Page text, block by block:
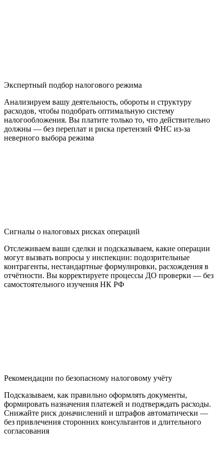
Экспертный подбор налогового режима
Анализируем вашу деятельность, обороты и структуру
расходов, чтобы подобрать оптимальную систему
налогообложения. Вы платите только то, что действительно
должны — без переплат и риска претензий ФНС из-за
неверного выбора режима
Сигналы о налоговых рисках операций
Отслеживаем ваши сделки и подсказываем, какие операции
могут вызвать вопросы у инспекции: подозрительные
контрагенты, нестандартные формулировки, расхождения в
отчётности. Вы корректируете процессы ДО проверки — без
самостоятельного изучения НК РФ
Рекомендации по безопасному налоговому учёту
Подсказываем, как правильно оформлять документы,
формировать назначения платежей и подтверждать расходы.
Снижайте риск доначислений и штрафов автоматически —
без привлечения сторонних консультантов и длительного
согласования